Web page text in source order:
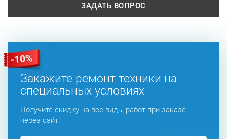
ЗАДАТЬ ВОПРОС
Закажите ремонт техники на
специальных условиях
Получите скидку на все виды работ при заказе
через сайт!